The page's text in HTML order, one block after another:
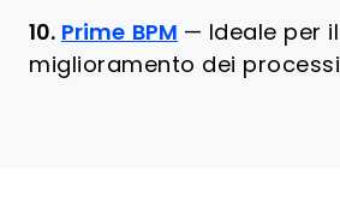
10. Prime BPM — Ideale per il
miglioramento dei processi